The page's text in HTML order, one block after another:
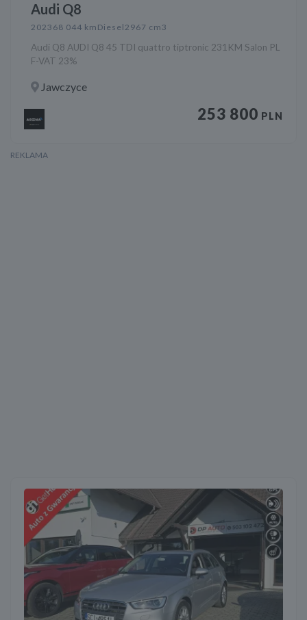
Audi Q8
2023 68 044 km Diesel2967 cm3
Audi Q8 AUDI Q8 45 TDI quattro tiptronic 231KM Salon PL
F-VAT 23%
Jawczyce
253 800 PLN